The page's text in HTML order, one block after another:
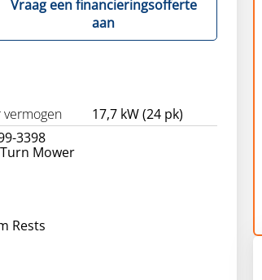
Vraag een financieringsofferte
aan
vermogen
17,7 kW (24 pk)
3398
Mower
Rests